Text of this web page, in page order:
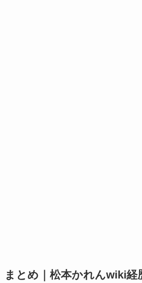
まとめ｜松本かれんwiki経